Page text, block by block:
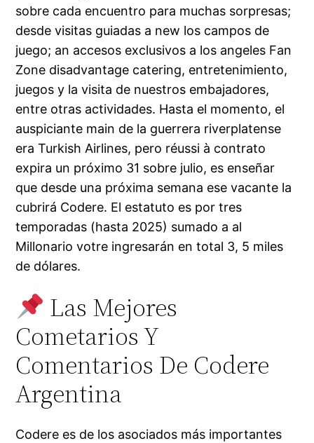
sobre cada encuentro para muchas sorpresas;
desde visitas guiadas a new los campos de
juego; an accesos exclusivos a los angeles Fan
Zone disadvantage catering, entretenimiento,
juegos y la visita de nuestros embajadores,
entre otras actividades. Hasta el momento, el
auspiciante main de la guerrera riverplatense
era Turkish Airlines, pero réussi à contrato
expira un próximo 31 sobre julio, es enseñar
que desde una próxima semana ese vacante la
cubrirá Codere. El estatuto es por tres
temporadas (hasta 2025) sumado a al
Millonario votre ingresarán en total 3, 5 miles
de dólares.
Las Mejores
Cometarios Y
Comentarios De Codere
Argentina
Codere es de los asociados más importantes